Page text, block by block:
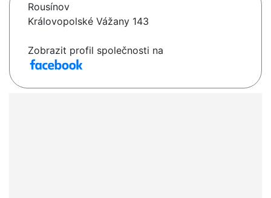
Rousínov
Královopolské Vážany 143
Zobrazit profil společnosti na